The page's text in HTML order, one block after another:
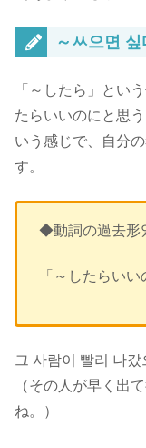
～ㅆ으면 싶
「～したら」とい
たらいいのにと思
いう感じで、
自分
す。
◆動詞の過去形
「～したらいい
그 사람이 빨리 나
（その人が早く出
ね。）